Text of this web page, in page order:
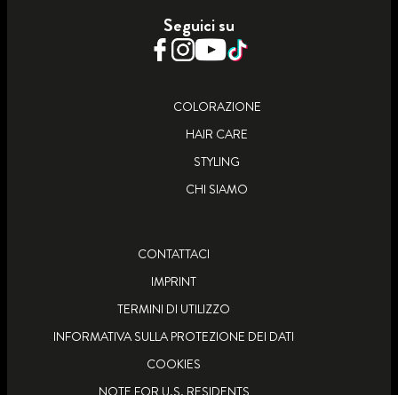
SCOPRI DI PIÙ
SCOPRI DI PIÙ
COLORAZIONE PERMANENTE
SCOPRI DI PIÙ
Seguici su
COLORAZIONE
HAIR CARE
STYLING
CHI SIAMO
CONTATTACI
IMPRINT
TERMINI DI UTILIZZO
INFORMATIVA SULLA PROTEZIONE DEI DATI
COOKIES